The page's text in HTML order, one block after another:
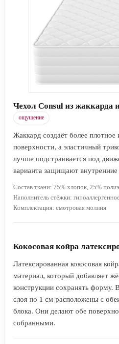
Чехол Consul из жаккарда
ощущение
Жаккард создаёт более
поверхности, а эластичный
лучше подстраивается под
варианта защищают внутренние
Состав ткани: 75% хлопок, 25%
Наполнитель стёжки:
Комплектация: смотровая молния